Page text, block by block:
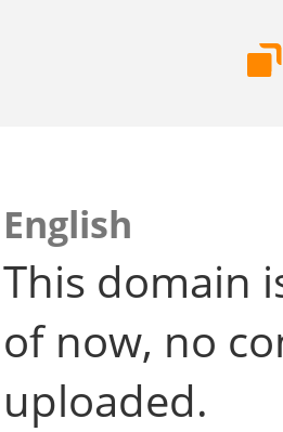
English
This domain
of now, no
uploaded.